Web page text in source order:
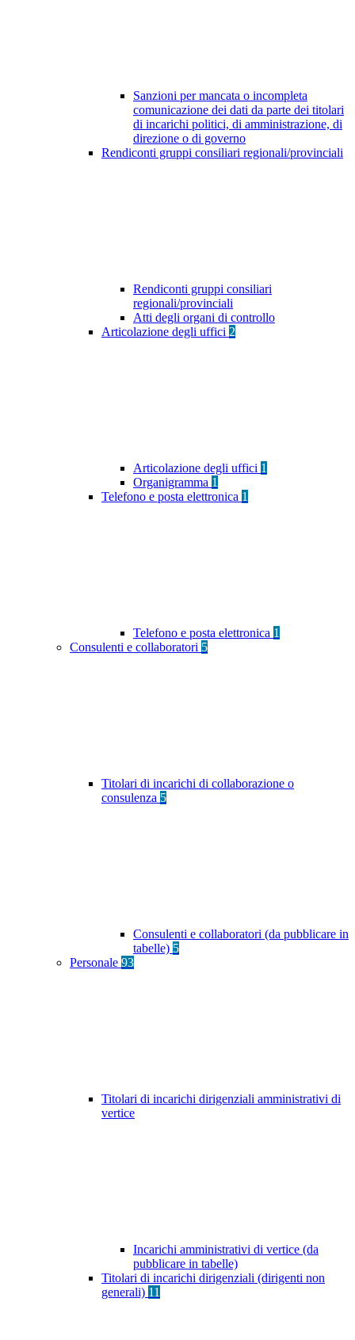
Sanzioni per mancata o incompleta
comunicazione dei dati da parte dei titolari
di incarichi politici, di amministrazione, di
direzione o di governo
Rendiconti gruppi consiliari regionali/provinciali
Rendiconti gruppi consiliari
regionali/provinciali
Atti degli organi di controllo
Articolazione degli uffici 2
Articolazione degli uffici 1
Organigramma 1
Telefono e posta elettronica 1
Telefono e posta elettronica 1
Consulenti e collaboratori 5
Titolari di incarichi di collaborazione o
consulenza 5
Consulenti e collaboratori (da pubblicare in
tabelle) 5
Personale 93
Titolari di incarichi dirigenziali amministrativi di
vertice
Incarichi amministrativi di vertice (da
pubblicare in tabelle)
Titolari di incarichi dirigenziali (dirigenti non
generali) 11